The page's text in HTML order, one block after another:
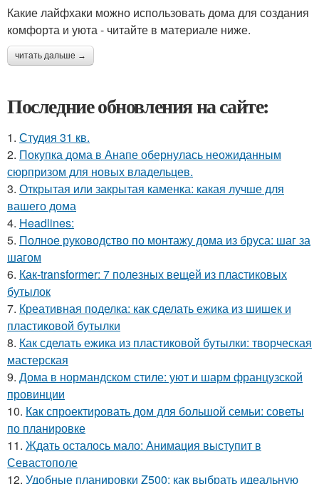
Какие лайфхаки можно использовать дома для создания
комфорта и уюта - читайте в материале ниже.
читать дальше →
Последние обновления на сайте:
1. Студия 31 кв.
2. Покупка дома в Анапе обернулась неожиданным
сюрпризом для новых владельцев.
3. Открытая или закрытая каменка: какая лучше для
вашего дома
4. Headlines:
5. Полное руководство по монтажу дома из бруса: шаг за
шагом
6. Как-transformer: 7 полезных вещей из пластиковых
бутылок
7. Креативная поделка: как сделать ежика из шишек и
пластиковой бутылки
8. Как сделать ежика из пластиковой бутылки: творческая
мастерская
9. Дома в нормандском стиле: уют и шарм французской
провинции
10. Как спроектировать дом для большой семьи: советы
по планировке
11. Ждать осталось мало: Анимация выступит в
Севастополе
12. Удобные планировки Z500: как выбрать идеальную